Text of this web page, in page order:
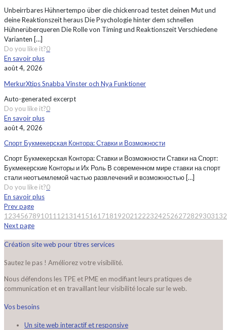
Unbeirrbares Hühnertempo über die chickenroad testet deinen Mut und
deine Reaktionszeit heraus Die Psychologie hinter dem schnellen
Hühnerüberqueren Die Rolle von Timing und Reaktionszeit Verschiedene
Varianten […]
Do you like it?0
En savoir plus
août 4, 2026
MerkurXtips Snabba Vinster och Nya Funktioner
Auto-generated excerpt
Do you like it?0
En savoir plus
août 4, 2026
Спорт Букмекерская Контора: Ставки и Возможности
Спорт Букмекерская Контора: Ставки и Возможности Ставки на Спорт:
Букмекерские Конторы и Их Роль В современном мире ставки на спорт
стали неотъемлемой частью развлечений и возможностью […]
Do you like it?0
En savoir plus
Prev page
1234567891011121314151617181920212223242526272829303132
Next page
Création site web pour titres services
Sautez le pas ! Améliorez votre visibilité.
Nous défendons les TPE et PME en modifiant leurs pratiques de
communication et en travaillant leur visibilité locale sur le web.
Vos besoins
Un site web interactif et responsive